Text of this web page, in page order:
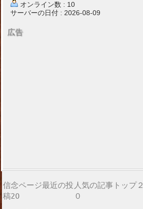
オンライン数 : 10
サーバーの日付 : 2026-08-09
広告
信念ページ最近の投
稿20
人気の記事トップ２
０